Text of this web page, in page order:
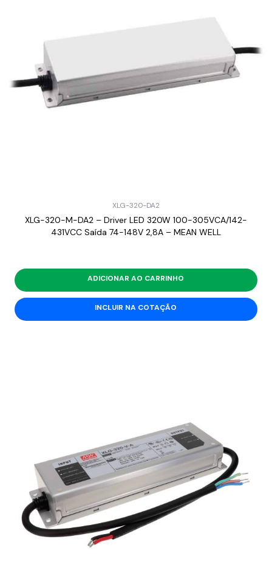
XLG-320-DA2
XLG-320-M-DA2 – Driver LED 320W 100-305VCA/142-
431VCC Saída 74-148V 2,8A – MEAN WELL
ADICIONAR AO CARRINHO
INCLUIR NA COTAÇÃO